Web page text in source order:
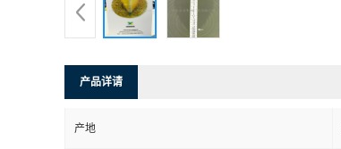
产品详请
产地